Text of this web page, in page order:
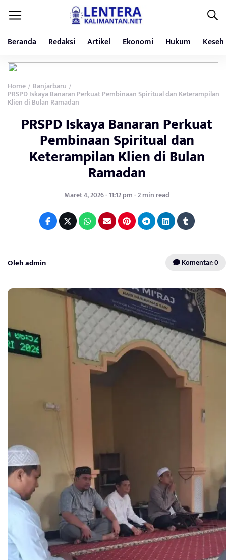
Beranda Redaksi Artikel Ekonomi Hukum
Home / Banjarbaru /
PRSPD Iskaya Banaran Perkuat Pembinaan Spiritual dan Keterampilan
Klien di Bulan Ramadan
PRSPD Iskaya Banaran Perkuat
Pembinaan Spiritual dan
Keterampilan Klien di Bulan
Ramadan
Maret 4, 2026 - 11:12 pm - 2 min read
Oleh admin Komentar: 0